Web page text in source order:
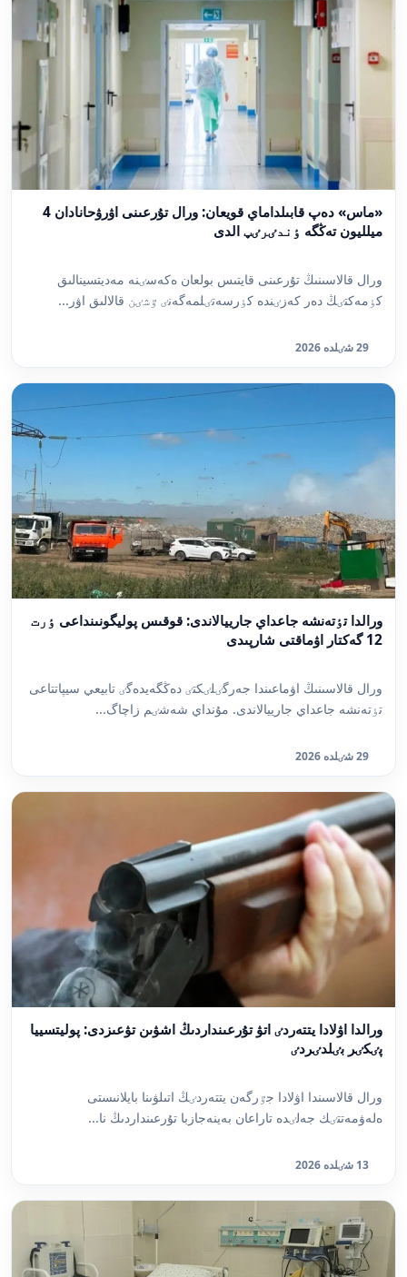
«ماس» دەپ قابىلداماي قويعان: ورال تۇرعىنى اۋرۋحانادان 4
ميلليون تەڭگە ٶندٸرٸپ الدى
ورال قالاسىنىڭ تۇرعىنى قايتىس بولعان ەكەسٸنە مەديتسينالىق
كٶمەكتٸڭ دەر كەزٸندە كٶرسەتٸلمەگەنٸ ٷشٸن قالالىق اۋر...
29 شٸلدە 2026
ورالدا تٶتەنشە جاعداي جارييالاندى: قوقىس پوليگونىنداعى ٶرت
12 گەكتار اۋماقتى شارپىدى
ورال قالاسىنىڭ اۋماعىندا جەرگٸلٸكتٸ دەڭگەيدەگٸ تابيعي سيپاتتاعى
تٶتەنشە جاعداي جارييالاندى. مۇنداي شەشٸم زاچاگ...
29 شٸلدە 2026
ورالدا اۋلادا يتتەردٸ اتۋ تۇرعىنداردىڭ اشۋىن تۋعىزدى: پوليتسييا
پٸكٸر بٸلدٸردٸ
ورال قالاسىندا اۋلادا جٷرگەن يتتەردٸڭ اتىلۋىنا بايلانىستى
ەلەۋمەتتٸك جەلٸدە تاراعان بەينەجازبا تۇرعىنداردىڭ نا...
13 شٸلدە 2026